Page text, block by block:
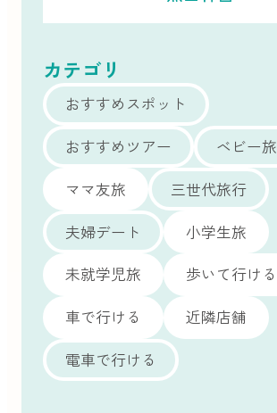
カテゴリ
おすすめスポット
おすすめツアー
ベビー旅
ママ友旅
三世代旅行
夫婦デート
小学生旅
未就学児旅
歩いて行ける
車で行ける
近隣店舗
電車で行ける